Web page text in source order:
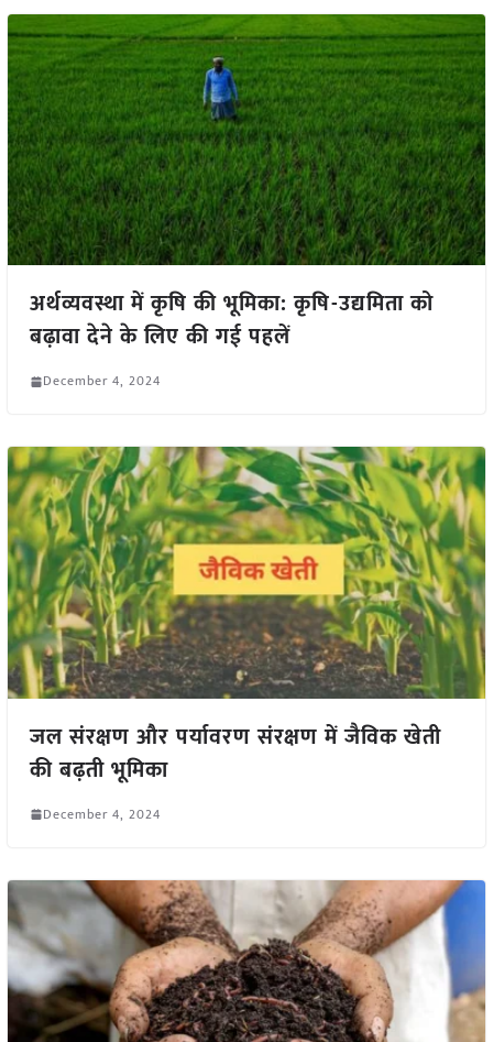
अर्थव्यवस्था में कृषि की भूमिका: कृषि-उद्यमिता को
बढ़ावा देने के लिए की गई पहलें
December 4, 2024
जल संरक्षण और पर्यावरण संरक्षण में जैविक खेती
की बढ़ती भूमिका
December 4, 2024